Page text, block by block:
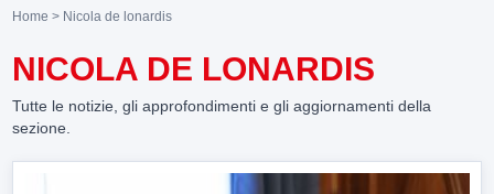
Home > Nicola de lonardis
NICOLA DE LONARDIS
Tutte le notizie, gli approfondimenti e gli aggiornamenti della
sezione.